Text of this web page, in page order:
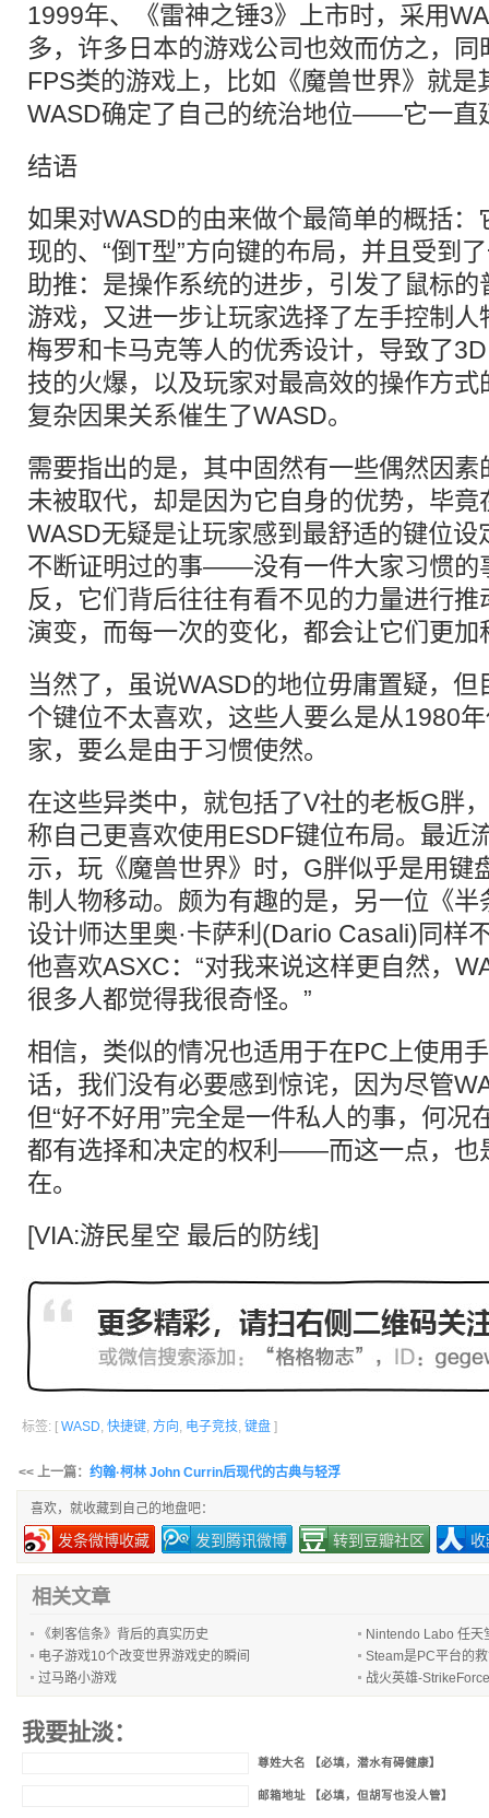
1999年、《雷神之锤3》上市时，采用
多，许多日本的游戏公司也效而仿之，
FPS类的游戏上，比如《魔兽世界》就是
WASD确定了自己的统治地位——它一直
结语
如果对WASD的由来做个最简单的概括
现的、“倒T型”方向键的布局，并且受到
助推：是操作系统的进步，引发了鼠标
游戏，又进一步让玩家选择了左手控制
梅罗和卡马克等人的优秀设计，导致了
技的火爆，以及玩家对最高效的操作方
复杂因果关系催生了WASD。
需要指出的是，其中固然有一些偶然因
未被取代，却是因为它自身的优势，毕
WASD无疑是让玩家感到最舒适的键位
不断证明过的事——没有一件大家习惯的
反，它们背后往往有看不见的力量进行
演变，而每一次的变化，都会让它们更加
当然了，虽说WASD的地位毋庸置疑，
个键位不太喜欢，这些人要么是从1980
家，要么是由于习惯使然。
在这些异类中，就包括了V社的老板G胖
称自己更喜欢使用ESDF键位布局。最近
示，玩《魔兽世界》时，G胖似乎是用键
制人物移动。颇为有趣的是，另一位《
设计师达里奥·卡萨利(Dario Casali)同样
他喜欢ASXC：“对我来说这样更自然，
很多人都觉得我很奇怪。”
相信，类似的情况也适用于在PC上使用
话，我们没有必要感到惊诧，因为尽管
但“好不好用”完全是一件私人的事，何况
都有选择和决定的权利——而这一点，也
在。
[VIA:游民星空 最后的防线]
标签: [ WASD, 快捷键, 方向 , 电子竞技, 键盘 ]
<< 上一篇： 约翰·柯林 John Currin后现代的古典与轻浮
喜欢，就收藏到自己的地盘吧：
发条微博收藏 发到腾讯微博 转到豆瓣社区
相关文章
《刺客信条》背后的真实历史
Nintendo Labo 任天
电子游戏10个改变世界游戏史的瞬间
Steam是PC平台的
过马路小游戏
战火英雄-
我要扯淡：
尊姓大名 【必填，潜水有碍健康】
邮箱地址 【必填，但胡写也没人管】